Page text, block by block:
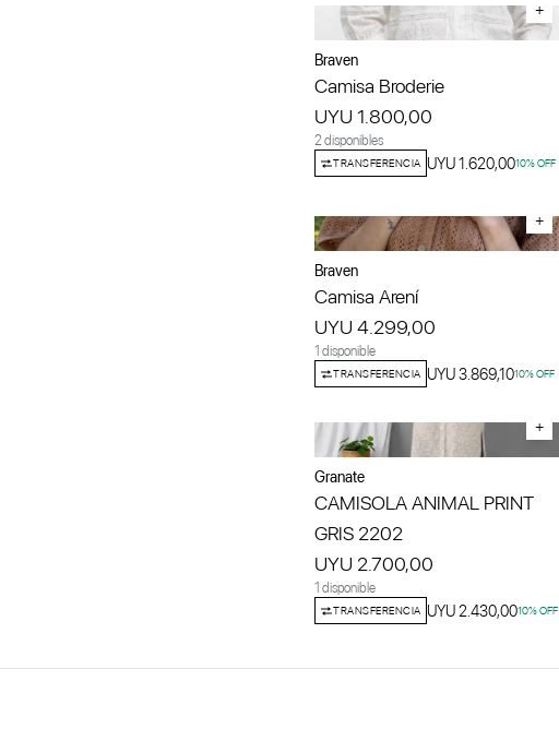
+
Braven
Camisa Broderie
UYU 1.800,00
2 disponibles
TRANSFERENCIA UYU 1.620,0010% OFF
+
Braven
Camisa Arení
UYU 4.299,00
1 disponible
TRANSFERENCIA UYU 3.869,1010% OFF
+
Granate
CAMISOLA ANIMAL PRINT
GRIS 2202
UYU 2.700,00
1 disponible
TRANSFERENCIA UYU 2.430,0010% OFF